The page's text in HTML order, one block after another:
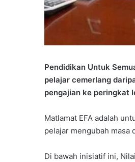
Pendidikan Untuk
pelajar cemerlang
pengajian ke peringkat
Matlamat EFA adalah
pelajar mengubah masa
Di bawah inisiatif ini,